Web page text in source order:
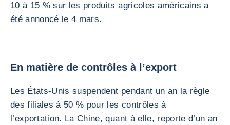
10 à 15 % sur les produits agricoles américains a
été annoncé le 4 mars.
En matière de contrôles à l’export
Les États-Unis suspendent pendant un an la règle
des filiales à 50 % pour les contrôles à
l’exportation. La Chine, quant à elle, reporte d’un an